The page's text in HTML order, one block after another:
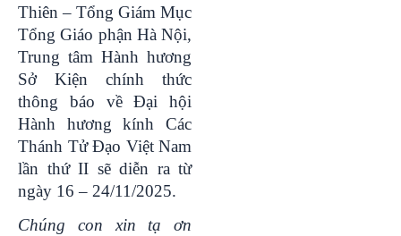
Thiên – Tổng Giám Mục
Tổng Giáo phận Hà Nội,
Trung tâm Hành hương
Sở Kiện chính thức
thông báo về Đại hội
Hành hương kính Các
Thánh Tử Đạo Việt Nam
lần thứ II sẽ diễn ra từ
ngày 16 – 24/11/2025.
Chúng con xin tạ ơn